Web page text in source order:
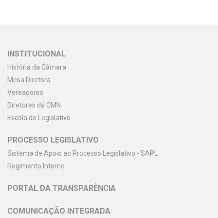
INSTITUCIONAL
História da Câmara
Mesa Diretora
Vereadores
Diretores da CMN
Escola do Legislativo
PROCESSO LEGISLATIVO
Sistema de Apoio ao Processo Legislativo - SAPL
Regimento Interno
PORTAL DA TRANSPARÊNCIA
COMUNICAÇÃO INTEGRADA